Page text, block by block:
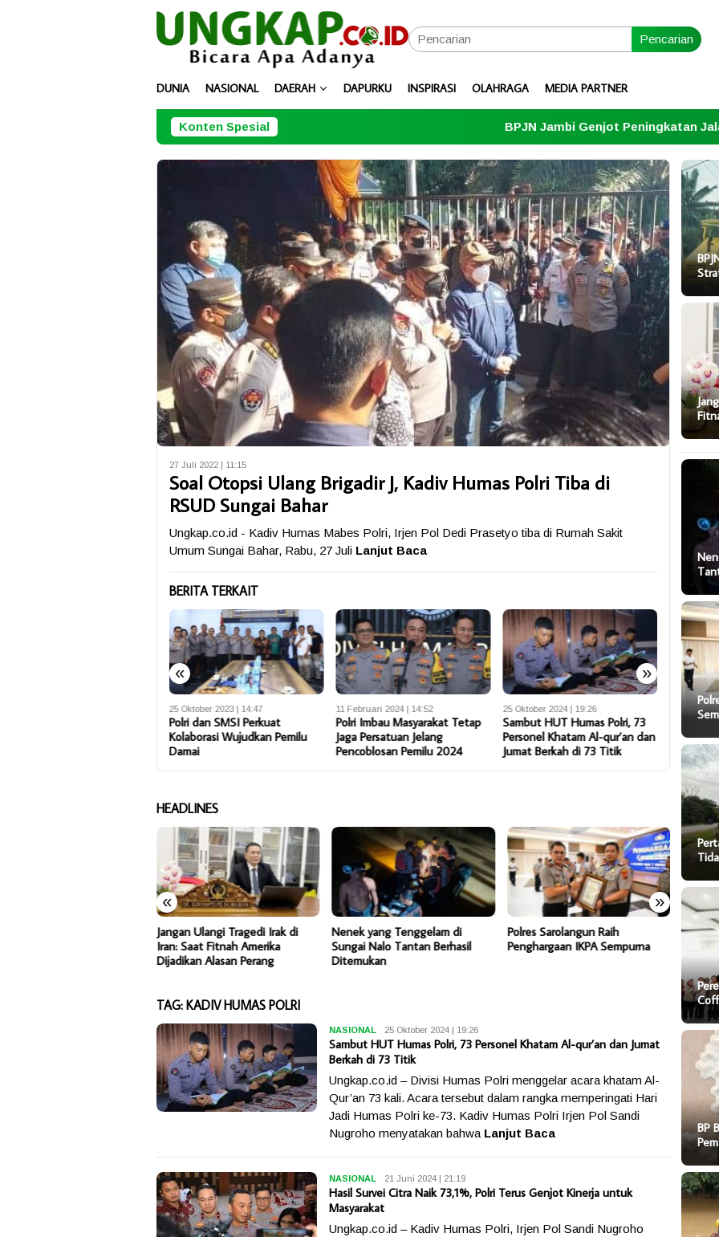
Pencarian
DUNIA NASIONAL DAERAH DAPURKU INSPIRASI OLAHRAGA MEDIA PARTNER
Konten Spesial BPJN Jambi Genjot Peningkatan Jalan Strategis
27 Juli 2022 | 11:15
Soal Otopsi Ulang Brigadir J, Kadiv Humas Polri Tiba di
RSUD Sungai Bahar
Ungkap.co.id - Kadiv Humas Mabes Polri, Irjen Pol Dedi Prasetyo tiba di Rumah Sakit
Umum Sungai Bahar, Rabu, 27 Juli Lanjut Baca
BERITA TERKAIT
« »
25 Oktober 2023 | 14:47
Polri dan SMSI Perkuat
Kolaborasi Wujudkan Pemilu
Damai
11 Februari 2024 | 14:52
Polri Imbau Masyarakat Tetap
Jaga Persatuan Jelang
Pencoblosan Pemilu 2024
25 Oktober 2024 | 19:26
Sambut HUT Humas Polri, 73
Personel Khatam Al-qur’an dan
Jumat Berkah di 73 Titik
21 Juni
Hasil
Polri
untuk
HEADLINES
« »
Jangan Ulangi Tragedi Irak di
Iran: Saat Fitnah Amerika
Dijadikan Alasan Perang
Nenek yang Tenggelam di
Sungai Nalo Tantan Berhasil
Ditemukan
Polres Sarolangun Raih
Penghargaan IKPA Sempurna
Atas
TAG: KADIV HUMAS POLRI
NASIONAL Ungkap
25 Oktober 2024 | 19:26
Sambut HUT Humas Polri, 73 Personel Khatam Al-qur’an dan Jumat
Berkah di 73 Titik
Ungkap.co.id – Divisi Humas Polri menggelar acara khatam Al-
Qur’an 73 kali. Acara tersebut dalam rangka memperingati Hari
Jadi Humas Polri ke-73. Kadiv Humas Polri Irjen Pol Sandi
Nugroho menyatakan bahwa Lanjut Baca
NASIONAL Ungkap
21 Juni 2024 | 21:19
Hasil Survei Citra Naik 73,1%, Polri Terus Genjot Kinerja untuk
Masyarakat
Ungkap.co.id – Kadiv Humas Polri, Irjen Pol Sandi Nugroho
BP